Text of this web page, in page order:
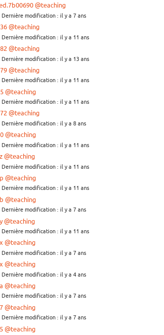
@teaching
Dernière modification : il y a 7 ans
@teaching
Dernière modification : il y a 11 ans
@teaching
Dernière modification : il y a 13 ans
@teaching
Dernière modification : il y a 11 ans
@teaching
Dernière modification : il y a 11 ans
@teaching
Dernière modification : il y a 8 ans
@teaching
Dernière modification : il y a 11 ans
@teaching
Dernière modification : il y a 11 ans
@teaching
Dernière modification : il y a 11 ans
@teaching
Dernière modification : il y a 7 ans
@teaching
Dernière modification : il y a 11 ans
@teaching
Dernière modification : il y a 7 ans
@teaching
Dernière modification : il y a 4 ans
@teaching
Dernière modification : il y a 7 ans
@teaching
Dernière modification : il y a 7 ans
@teaching